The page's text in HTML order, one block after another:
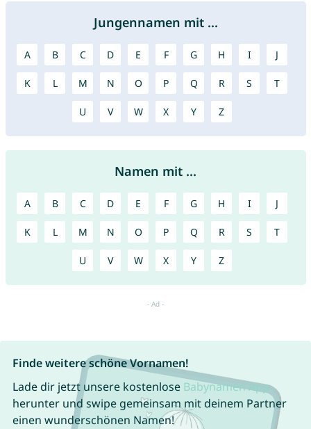
Jungennamen mit ...
A B C D E F G H I J
K L M N O P Q R S T
U V W X Y Z
Namen mit ...
A B C D E F G H I J
K L M N O P Q R S T
U V W X Y Z
Finde weitere schöne Vornamen!
Lade dir jetzt unsere kostenlose Babynamen App
herunter und swipe gemeinsam mit deinem Partner
einen wunderschönen Namen!